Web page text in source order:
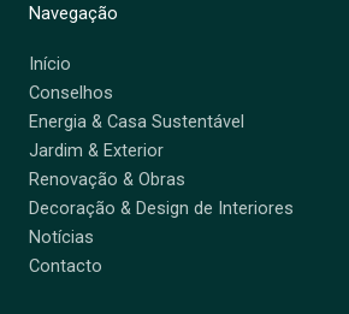
Navegação
Início
Conselhos
Energia & Casa Sustentável
Jardim & Exterior
Renovação & Obras
Decoração & Design de Interiores
Notícias
Contacto